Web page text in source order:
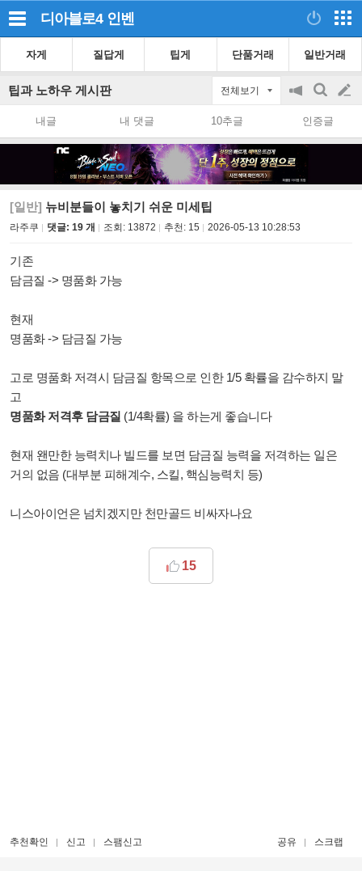
디아블로4 인벤
자게 질답게 팁게 단품거래 일반거래
팁과 노하우 게시판 전체보기
공
on/off
검
색
글
쓰
내글 내 댓글 10추글 인증글
[일반] 뉴비분들이 놓치기 쉬운 미세팁
라주쿠 댓글: 19 개 조회: 13872 추천: 15 2026-05-13 10:28:53
기존
담금질 -> 명품화 가능
현재
명품화 -> 담금질 가능
고로 명품화 저격시 담금질 항목으로 인한 1/5 확률을 감수하지 말
고
명품화 저격후 담금질 (1/4확률) 을 하는게 좋습니다
현재 왠만한 능력치나 빌드를 보면 담금질 능력을 저격하는 일은
거의 없음 (대부분 피해계수, 스킬, 핵심능력치 등)
니스아이언은 넘치겠지만 천만골드 비싸자나요
15
추천확인 신고 스팸신고 공유 스크랩